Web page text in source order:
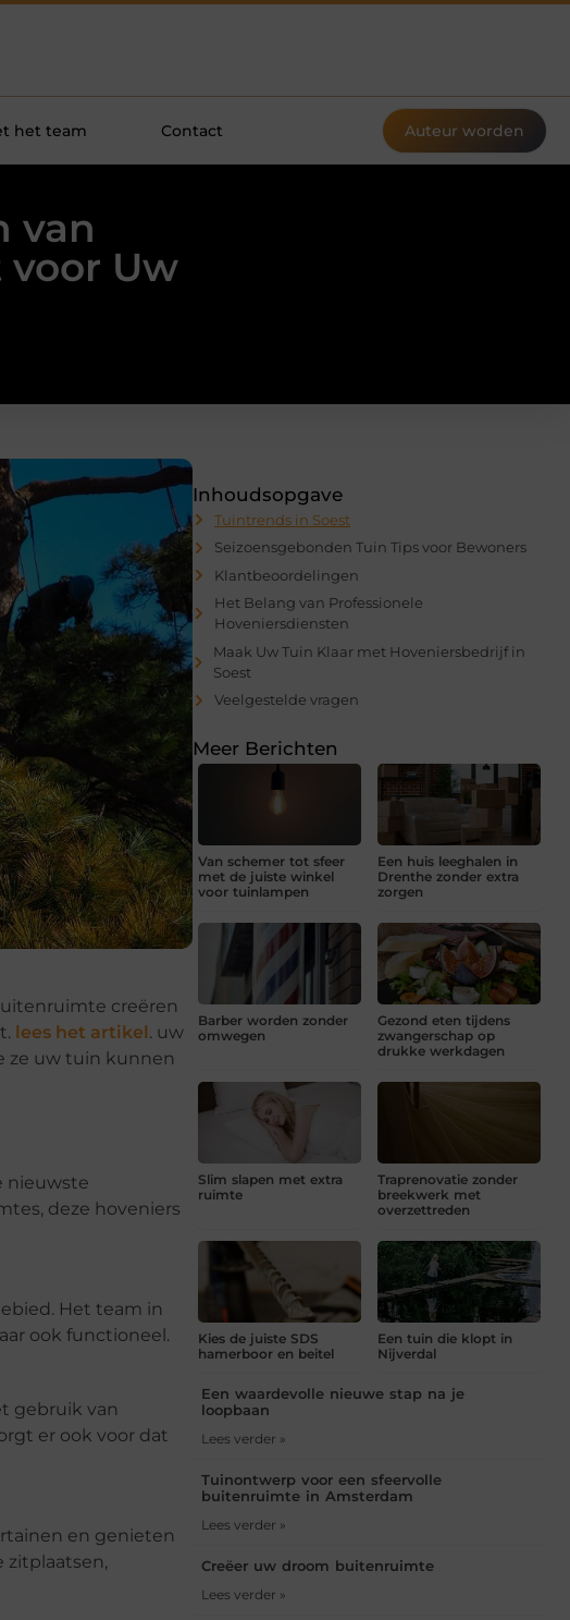
het team Contact Auteur worden
van
voor Uw
creëren
lees het artikel. uw
ze uw tuin kunnen
nieuwste
deze hoveniers
Het team in
ook functioneel.
gebruik van
er ook voor dat
en genieten
zitplaatsen,
Inhoudsopgave
Tuintrends in Soest
Seizoensgebonden Tuin Tips voor Bewoners
Klantbeoordelingen
Het Belang van Professionele
Hoveniersdiensten
Maak Uw Tuin Klaar met Hoveniersbedrijf in
Soest
Veelgestelde vragen
Meer Berichten
Van schemer tot sfeer
met de juiste winkel
voor tuinlampen
Een huis leeghalen in
Drenthe zonder extra
zorgen
Barber worden zonder
omwegen
Gezond eten tijdens
zwangerschap op
drukke werkdagen
Slim slapen met extra
ruimte
Traprenovatie zonder
breekwerk met
overzettreden
Kies de juiste SDS
hamerboor en beitel
Een tuin die klopt in
Nijverdal
Een waardevolle nieuwe stap na je
loopbaan
Lees verder »
Tuinontwerp voor een sfeervolle
buitenruimte in Amsterdam
Lees verder »
Creëer uw droom buitenruimte
Lees verder »